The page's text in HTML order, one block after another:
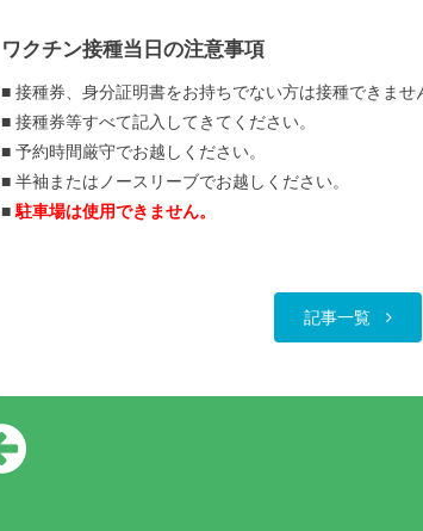
ワクチン接種当日の注意事項
■ 接種券、身分証明書をお持ちでない方は接種できませ
■ 接種券等すべて記入してきてください。
■ 予約時間厳守でお越しください。
■ 半袖またはノースリーブでお越しください。
■駐車場は使用できません。
記事一覧